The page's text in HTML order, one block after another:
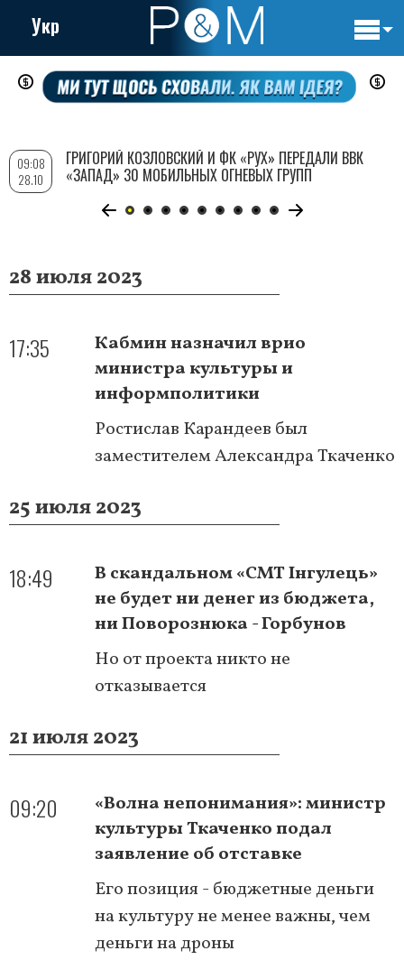
Перейти
содержанию
Укр
28 июля 2023
17:35
Кабмин назначил врио
министра культуры и
информполитики
Ростислав Карандеев был
заместителем Александра Ткаченко
25 июля 2023
18:49
В скандальном «СМТ Інгулець»
не будет ни денег из бюджета,
ни Поворознюка - Горбунов
Но от проекта никто не
отказывается
21 июля 2023
09:20
«Волна непонимания»: министр
культуры Ткаченко подал
заявление об отставке
Его позиция - бюджетные деньги
на культуру не менее важны, чем
деньги на дроны
09:08
28.10
ГРИГОРИЙ КОЗЛОВСКИЙ И ФК «РУХ» ПЕРЕДАЛИ ВВК
«ЗАПАД» 30 МОБИЛЬНЫХ ОГНЕВЫХ ГРУПП